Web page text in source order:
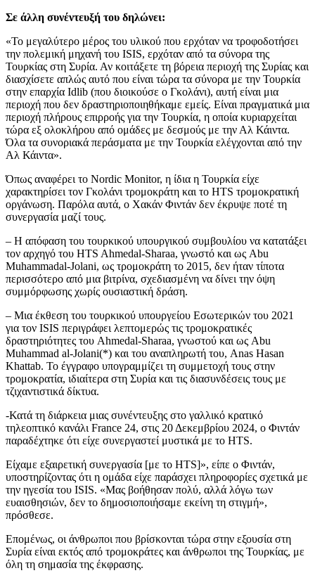
Σε άλλη συνέντευξή του δηλώνει:
«Το μεγαλύτερο μέρος του υλικού που ερχόταν να τροφοδοτήσει
την πολεμική μηχανή του ISIS, ερχόταν από τα σύνορα της
Τουρκίας στη Συρία. Αν κοιτάξετε τη βόρεια περιοχή της Συρίας και
διασχίσετε απλώς αυτό που είναι τώρα τα σύνορα με την Τουρκία
στην επαρχία Idlib (που διοικούσε ο Γκολάνι), αυτή είναι μια
περιοχή που δεν δραστηριοποιηθήκαμε εμείς. Είναι πραγματικά μια
περιοχή πλήρους επιρροής για την Τουρκία, η οποία κυριαρχείται
τώρα εξ ολοκλήρου από ομάδες με δεσμούς με την Αλ Κάιντα.
Όλα τα συνοριακά περάσματα με την Τουρκία ελέγχονται από την
Αλ Κάιντα».
Όπως αναφέρει το Nordic Monitor, η ίδια η Τουρκία είχε
χαρακτηρίσει τον Γκολάνι τρομοκράτη και το HTS τρομοκρατική
οργάνωση. Παρόλα αυτά, ο Χακάν Φιντάν δεν έκρυψε ποτέ τη
συνεργασία μαζί τους.
– Η απόφαση του τουρκικού υπουργικού συμβουλίου να κατατάξει
τον αρχηγό του HTS Ahmedal-Sharaa, γνωστό και ως Abu
Muhammadal-Jolani, ως τρομοκράτη το 2015, δεν ήταν τίποτα
περισσότερο από μια βιτρίνα, σχεδιασμένη να δίνει την όψη
συμμόρφωσης χωρίς ουσιαστική δράση.
– Μια έκθεση του τουρκικού υπουργείου Εσωτερικών του 2021
για τον ISIS περιγράφει λεπτομερώς τις τρομοκρατικές
δραστηριότητες του Ahmedal-Sharaa, γνωστού και ως Abu
Muhammad al-Jolani(*) και του αναπληρωτή του, Anas Hasan
Khattab. Το έγγραφο υπογραμμίζει τη συμμετοχή τους στην
τρομοκρατία, ιδιαίτερα στη Συρία και τις διασυνδέσεις τους με
τζιχαντιστικά δίκτυα.
-Κατά τη διάρκεια μιας συνέντευξης στο γαλλικό κρατικό
τηλεοπτικό κανάλι France 24, στις 20 Δεκεμβρίου 2024, ο Φιντάν
παραδέχτηκε ότι είχε συνεργαστεί μυστικά με το HTS.
Είχαμε εξαιρετική συνεργασία [με το HTS]», είπε ο Φιντάν,
υποστηρίζοντας ότι η ομάδα είχε παράσχει πληροφορίες σχετικά με
την ηγεσία του ISIS. «Μας βοήθησαν πολύ, αλλά λόγω των
ευαισθησιών, δεν το δημοσιοποιήσαμε εκείνη τη στιγμή»,
πρόσθεσε.
Επομένως, οι άνθρωποι που βρίσκονται τώρα στην εξουσία στη
Συρία είναι εκτός από τρομοκράτες και άνθρωποι της Τουρκίας, με
όλη τη σημασία της έκφρασης.